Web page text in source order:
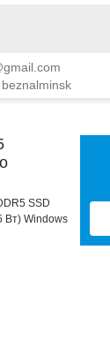
SSD
Вт) Windows